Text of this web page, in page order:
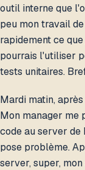
outil interne que
peu mon travail
rapidement ce
pourrais l'utiliser
tests unitaires.
Mardi matin,
Mon manager me
code au server
pose problème.
server, super,